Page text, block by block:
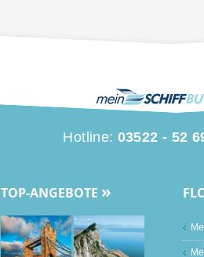
Hotline: 03522 - 52
TOP-ANGEBOTE »